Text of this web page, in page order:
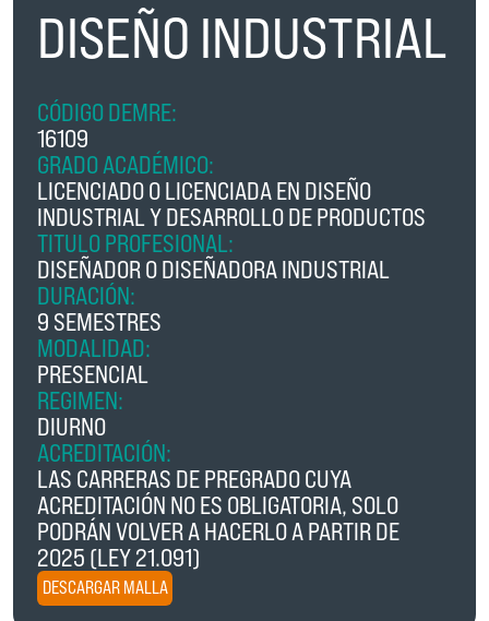
DISEÑO INDUSTRIAL
CÓDIGO DEMRE:
16109
GRADO ACADÉMICO:
LICENCIADO O LICENCIADA EN DISEÑO
INDUSTRIAL Y DESARROLLO DE PRODUCTOS
TITULO PROFESIONAL:
DISEÑADOR O DISEÑADORA INDUSTRIAL
DURACIÓN:
9 SEMESTRES
MODALIDAD:
PRESENCIAL
REGIMEN:
DIURNO
ACREDITACIÓN:
LAS CARRERAS DE PREGRADO CUYA
ACREDITACIÓN NO ES OBLIGATORIA, SOLO
PODRÁN VOLVER A HACERLO A PARTIR DE
2025 (LEY 21.091)
DESCARGAR MALLA